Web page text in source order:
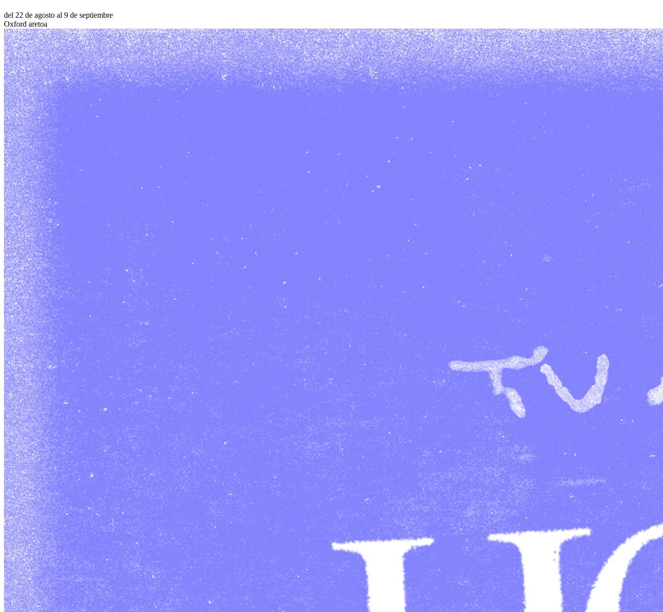
del 22 de agosto al 9 de septiembre
Oxford aretoa